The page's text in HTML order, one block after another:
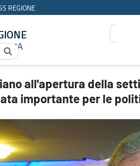
REGIONE
europea delle Regioni: "Giornata
all'apertura della
importante per le